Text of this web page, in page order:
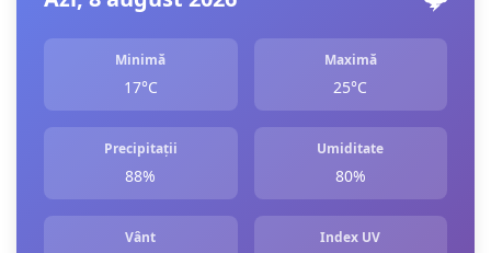
Minimă
17°C
Maximă
25°C
Precipitații
88%
Umiditate
80%
Vânt Index UV